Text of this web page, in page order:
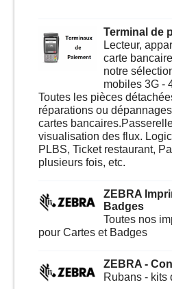
Terminal de
Lecteur,
carte
notre
mobiles 3G -
Toutes les pièces
réparations ou
cartes
visualisation des flux.
PLBS, Ticket restaurant,
plusieurs fois, etc.
ZEBRA
Badges
Toutes nos
pour Cartes et Badges
ZEBRA -
Rubans - kits